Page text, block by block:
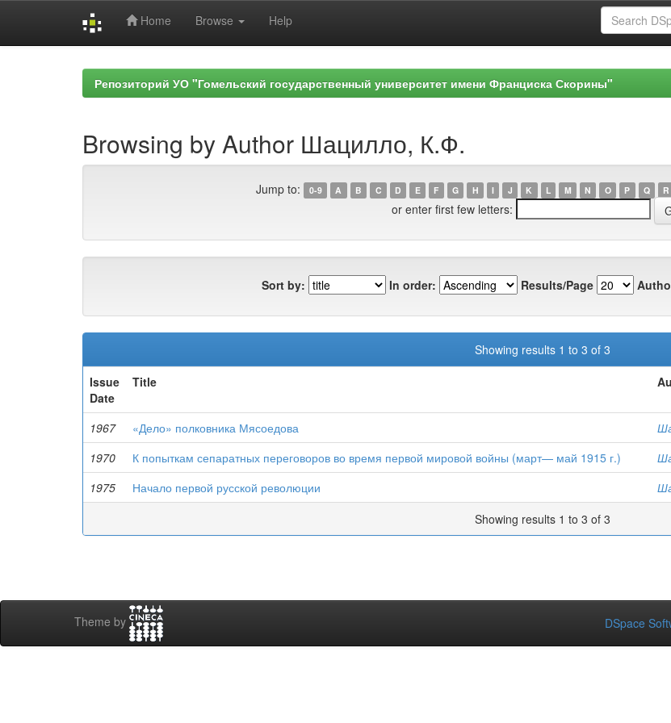
Home Browse Help
Репозиторий УО "Гомельский государственный университет имени Франциска Скорины"
Browsing by Author Шацилло, К.Ф.
Jump to: 0-9 A B C D E F G H I J K L M N O P Q R
or enter first few letters:
Sort by: In order: Results/Page
Showing results 1 to 3 of 3
Issue
Date
Title
1967 «Дело» полковника Мясоедова
1970
К попыткам сепаратных переговоров во время первой мировой войны (март— май 1915 г.)
1975
Начало первой русской революции
Showing results 1 to 3 of 3
Theme by DSpace